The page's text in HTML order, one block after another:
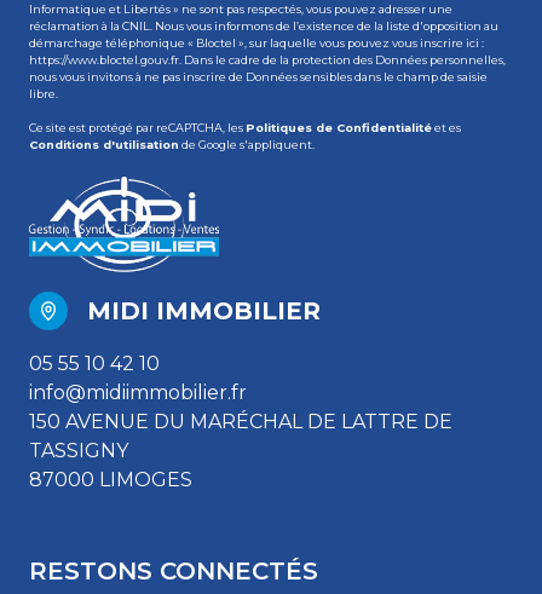
Informatique et Libertés » ne sont pas respectés, vous pouvez adresser une
réclamation à la CNIL. Nous vous informons de l’existence de la liste d'opposition au
démarchage téléphonique « Bloctel », sur laquelle vous pouvez vous inscrire ici :
https://www.bloctel.gouv.fr . Dans le cadre de la protection des Données personnelles,
nous vous invitons à ne pas inscrire de Données sensibles dans le champ de saisie
libre.
Ce site est protégé par reCAPTCHA, les Politiques de Confidentialitéet es
Conditions d'utilisation de Google s'appliquent.
MIDI IMMOBILIER
05 55 10 42 10
info@midiimmobilier.fr
150 AVENUE DU MARÉCHAL DE LATTRE DE
TASSIGNY
87000 LIMOGES
RESTONS CONNECTÉS